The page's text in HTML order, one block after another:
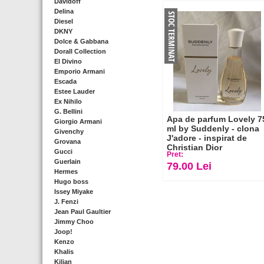
Delina
Diesel
DKNY
Dolce & Gabbana
Dorall Collection
El Divino
Emporio Armani
Escada
Estee Lauder
Ex Nihilo
G. Bellini
Giorgio Armani
Givenchy
Grovana
Gucci
Guerlain
Hermes
Hugo boss
Issey Miyake
J. Fenzi
Jean Paul Gaultier
Jimmy Choo
Joop!
Kenzo
Khalis
Kilian
Apa de parfum Lovely
ml by Suddenly - clona
J'adore - inspirat de
Christian Dior
Pret:
79.00 Lei